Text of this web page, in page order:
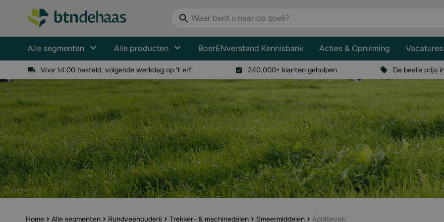
Waar bent u naar op zoek?
Alle segmenten Alle producten BoerENverstand Kennisbank Acties & Opruiming Vacatures
Voor 14:00 besteld, volgende werkdag op 't erf 240.000+ klanten geholpen De beste prijs
Home Alle segmenten Rundveehouderij Trekker- & machinedelen Smeermiddelen Additieven